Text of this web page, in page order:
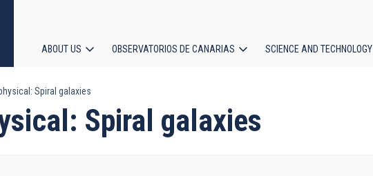
navigation
ABOUT US OBSERVATORIOS DE CANARIAS SCIENCE AND TECHNOLOGY
Spiral galaxies
Spiral galaxies